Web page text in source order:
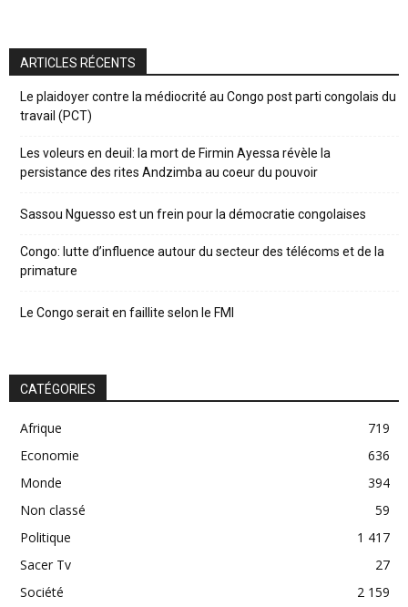
ARTICLES RÉCENTS
Le plaidoyer contre la médiocrité au Congo post parti congolais du
travail (PCT)
Les voleurs en deuil: la mort de Firmin Ayessa révèle la
persistance des rites Andzimba au coeur du pouvoir
Sassou Nguesso est un frein pour la démocratie congolaises
Congo: lutte d’influence autour du secteur des télécoms et de la
primature
Le Congo serait en faillite selon le FMI
CATÉGORIES
Afrique
719
Economie
636
Monde
394
Non classé
59
Politique
1 417
Sacer Tv
27
Société
2 159